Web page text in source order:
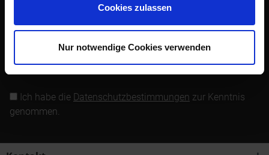
Cookies zulassen
Nur notwendige Cookies verwenden
Sie keine Neuigkeit oder Aktion mehr von Siebenrock.
Newsletter abonnieren
Ich habe die Datenschutzbestimmungen zur Kenntnis
genommen.